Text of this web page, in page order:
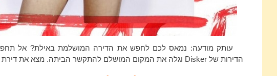
עותק מודעה: נמאס לכם לחפש את הדירה המושלמת באילת? אל
הדירות של Disker וגלה את המקום המושלם להתקשר הביתה. מצא את דירת החלומות שלך עוד היום!